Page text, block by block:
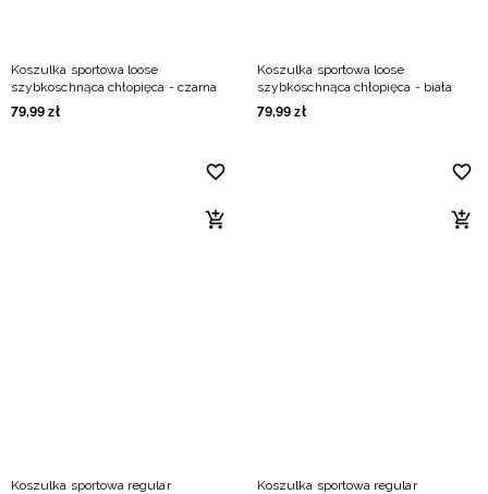
Koszulka sportowa loose
szybkoschnąca chłopięca - czarna
79,99 zł
Koszulka sportowa loose
szybkoschnąca chłopięca - biała
79,99 zł
Koszulka sportowa regular
Koszulka sportowa regular